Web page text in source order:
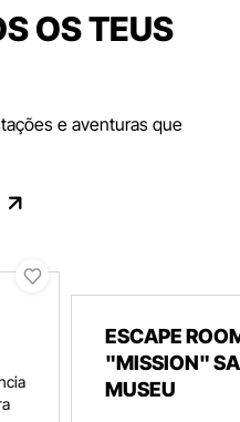
OS TEUS
e aventuras que
ESCAPE
"MISSION"
MUSEU